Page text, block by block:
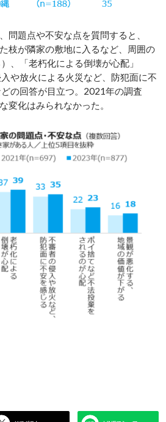
問題点や不安な点を質問すると、
枝が隣家の敷地に入るなど、周囲の
、「老朽化による倒壊が心配」
や放火による火災など、防犯面に不
の回答が目立つ。2021年の調査
変化はみられなかった。